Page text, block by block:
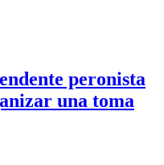
peronista
una toma